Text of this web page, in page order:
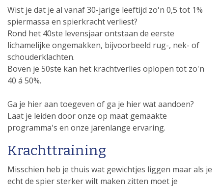
Wist je dat je al vanaf 30-jarige leeftijd zo'n 0,5 tot 1%
spiermassa en spierkracht verliest?
Rond het 40ste levensjaar ontstaan de eerste
lichamelijke ongemakken, bijvoorbeeld rug-, nek- of
schouderklachten.
Boven je 50ste kan het krachtverlies oplopen tot zo'n
40 á 50%.
Ga je hier aan toegeven of ga je hier wat aandoen?
Laat je leiden door onze op maat gemaakte
programma's en onze jarenlange ervaring.
Krachttraining
Misschien heb je thuis wat gewichtjes liggen maar als je
echt de spier sterker wilt maken zitten moet je